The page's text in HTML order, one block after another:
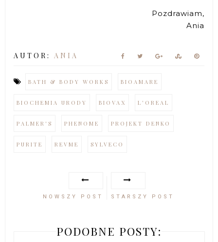
Pozdrawiam,
Ania
AUTOR:ANIA
BATH & BODY WORKS BIOAMARE
BIOCHEMIA URODY BIOVAX L'OREAL
PALMER'S PHENOME PROJEKT DENKO
PURITE REVME SYLVECO
NOWSZY POST STARSZY POST
PODOBNE POSTY: